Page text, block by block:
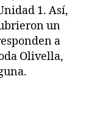
1. Así,
un
a
Olivella,